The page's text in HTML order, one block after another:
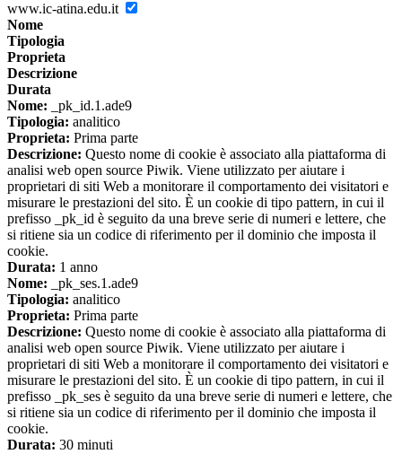
www.ic-atina.edu.it
Nome
Tipologia
Proprieta
Descrizione
Durata
Nome: _pk_id.1.ade9
Tipologia: analitico
Proprieta: Prima parte
Descrizione: Questo nome di cookie è associato alla piattaforma di
analisi web open source Piwik. Viene utilizzato per aiutare i
proprietari di siti Web a monitorare il comportamento dei visitatori e
misurare le prestazioni del sito. È un cookie di tipo pattern, in cui il
prefisso _pk_id è seguito da una breve serie di numeri e lettere, che
si ritiene sia un codice di riferimento per il dominio che imposta il
cookie.
Durata: 1 anno
Nome: _pk_ses.1.ade9
Tipologia: analitico
Proprieta: Prima parte
Descrizione: Questo nome di cookie è associato alla piattaforma di
analisi web open source Piwik. Viene utilizzato per aiutare i
proprietari di siti Web a monitorare il comportamento dei visitatori e
misurare le prestazioni del sito. È un cookie di tipo pattern, in cui il
prefisso _pk_ses è seguito da una breve serie di numeri e lettere, che
si ritiene sia un codice di riferimento per il dominio che imposta il
cookie.
Durata: 30 minuti